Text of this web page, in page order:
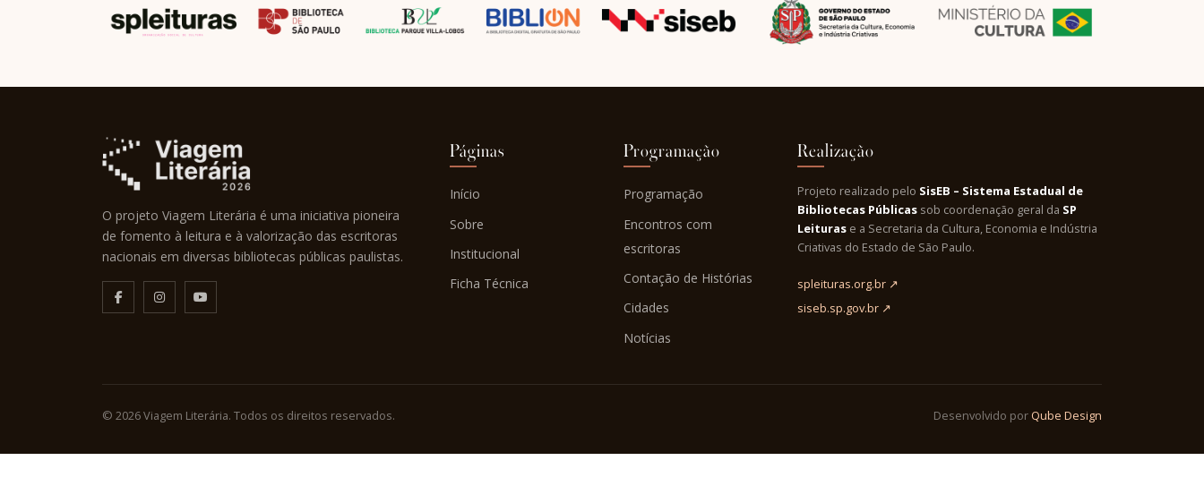
O projeto Viagem Literária é uma iniciativa pioneira
de fomento à leitura e à valorização das escritoras
nacionais em diversas bibliotecas públicas paulistas.
Páginas
Início
Sobre
Institucional
Ficha Técnica
Programação
Programação
Encontros com
escritoras
Contação de Histórias
Cidades
Notícias
Realização
Projeto realizado pelo SisEB – Sistema Estadual de
Bibliotecas Públicas sob coordenação geral da SP
Leituras e a Secretaria da Cultura, Economia e Indústria
Criativas do Estado de São Paulo.
spleituras.org.br ↗
siseb.sp.gov.br ↗
© 2026 Viagem Literária. Todos os direitos reservados. Desenvolvido por Qube Design